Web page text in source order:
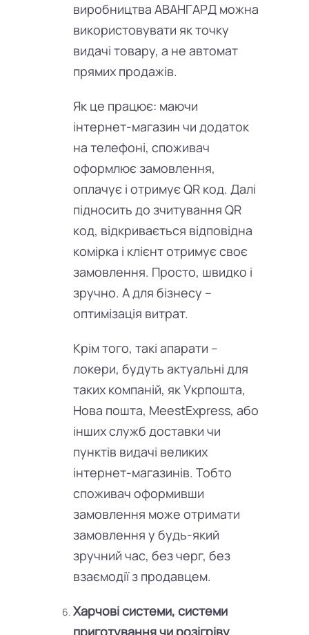
виробництва АВАНГАРД можна
використовувати як точку
видачі товару, а не автомат
прямих продажів.
Як це працює: маючи
інтернет-магазин чи додаток
на телефоні, споживач
оформлює замовлення,
оплачує і отримує QR код. Далі
підносить до зчитування QR
код, відкривається відповідна
комірка і клієнт отримує своє
замовлення. Просто, швидко і
зручно. А для бізнесу –
оптимізація витрат.
Крім того, такі апарати –
локери, будуть актуальні для
таких компаній, як Укрпошта,
Нова пошта, MeestExpress, або
інших служб доставки чи
пунктів видачі великих
інтернет-магазинів. Тобто
споживач оформивши
замовлення може отримати
замовлення у будь-який
зручний час, без черг, без
взаємодії з продавцем.
Харчові системи, системи
приготування чи розігріву